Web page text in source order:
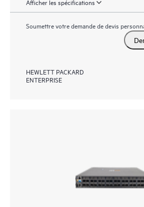
Afficher les spécifications
Soumettre votre demande de devis
HEWLETT PACKARD
ENTERPRISE